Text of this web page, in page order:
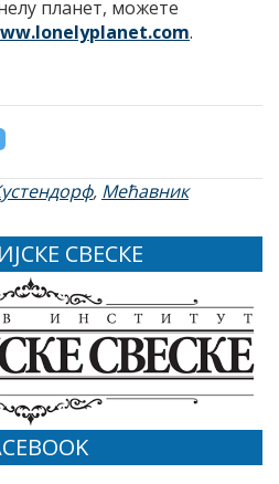
планет, можете
.
, Мећавник
СВЕСКЕ